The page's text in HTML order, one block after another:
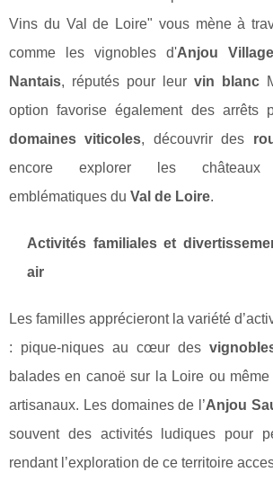
Vins du Val de Loire" vous mène à
comme les vignobles d'Anjou
Nantais, réputés pour leur vin blanc
option favorise également des arrêts
domaines viticoles, découvrir des
encore explorer les châteaux
emblématiques du Val de Loire.
Activités familiales et
air
Les familles apprécieront la variété
: pique-niques au cœur des
balades en canoë sur la Loire ou
artisanaux. Les domaines de l’Anjou
souvent des activités ludiques pour
rendant l’exploration de ce territoire